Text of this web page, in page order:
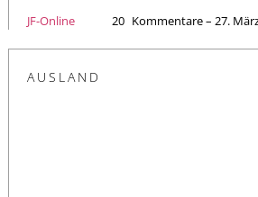
JF-Online 20 Kommentare – 27.
AUSLAND